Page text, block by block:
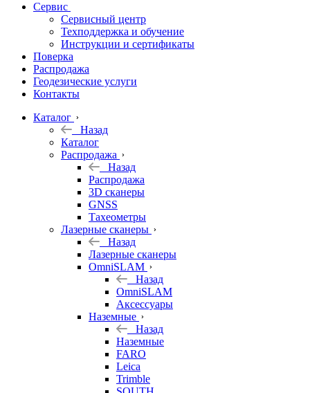
Софт
Георадары
Акции
Гидрография
Подбор
оборудования
по задачам
Архив
Геодезическое
оборудование
Сервис
Сервисный центр
Техподдержка и обучение
Инструкции и сертификаты
Поверка
Распродажа
Геодезические услуги
Контакты
Каталог
Назад
Каталог
Распродажа
Назад
Распродажа
3D сканеры
GNSS
Тахеометры
Лазерные сканеры
Назад
Лазерные сканеры
OmniSLAM
Назад
OmniSLAM
Аксессуары
Наземные
Назад
Наземные
FARO
Leica
Trimble